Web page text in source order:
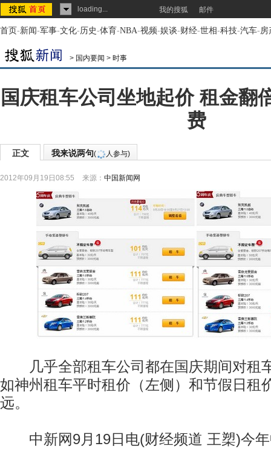
loading... 我的搜狐 邮件
首页-新闻-军事-文化-历史-体育-NBA-视频-娱谈-财经-世相-科技-汽车-房
> 国内要闻 > 时事
国庆租车公司坐地起价 租金翻
费
正文 我来说两句( 人参与)
2012年09月19日08:55 来源： 中国新闻网
几乎全部租车公司都在国庆期间对租
如神州租车平时租价（左侧）和节假日租
远。
中新网9月19日电(财经频道 王槊)今年